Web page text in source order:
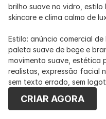
brilho suave no vidro, estilo
skincare e clima calmo de
Estilo: anúncio comercial
paleta suave de bege e
movimento suave, estética
realistas, expressão facial
sem texto errado, sem
CRIAR AGORA